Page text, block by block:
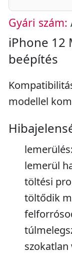
Gyári szám:
iPhone 12
beépítés
modellel
lemerül
töltési
töltődik
szokatlan